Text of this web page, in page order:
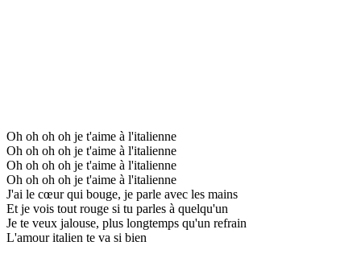
Oh oh oh oh je t'aime à l'italienne
Oh oh oh oh je t'aime à l'italienne
Oh oh oh oh je t'aime à l'italienne
Oh oh oh oh je t'aime à l'italienne
J'ai le cœur qui bouge, je parle avec les mains
Et je vois tout rouge si tu parles à quelqu'un
Je te veux jalouse, plus longtemps qu'un refrain
L'amour italien te va si bien